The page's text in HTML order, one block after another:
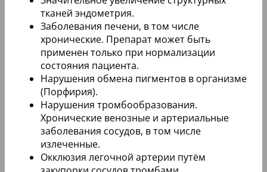
тканей эндометрия.
Заболевания печени, в том числе
хронические. Препарат может быть
применен только при нормализации
состояния пациента.
Нарушения обмена пигментов в организме
(Порфирия).
Нарушения тромбообразования.
Хронические венозные и артериальные
заболевания сосудов, в том числе
излеченные.
Окклюзия легочной артерии путём